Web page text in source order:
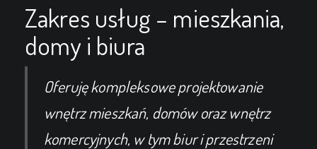
Zakres usług – mieszkania,
domy i biura
Oferuję kompleksowe projektowanie
wnętrz mieszkań, domów oraz wnętrz
komercyjnych, w tym biur i przestrzeni